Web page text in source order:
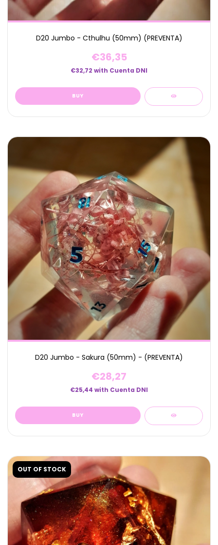
D20 Jumbo - Cthulhu (50mm) (PREVENTA)
€36,35
€32,72 with Cuenta DNI
D20 Jumbo - Sakura (50mm) - (PREVENTA)
€28,27
€25,44 with Cuenta DNI
OUT OF STOCK